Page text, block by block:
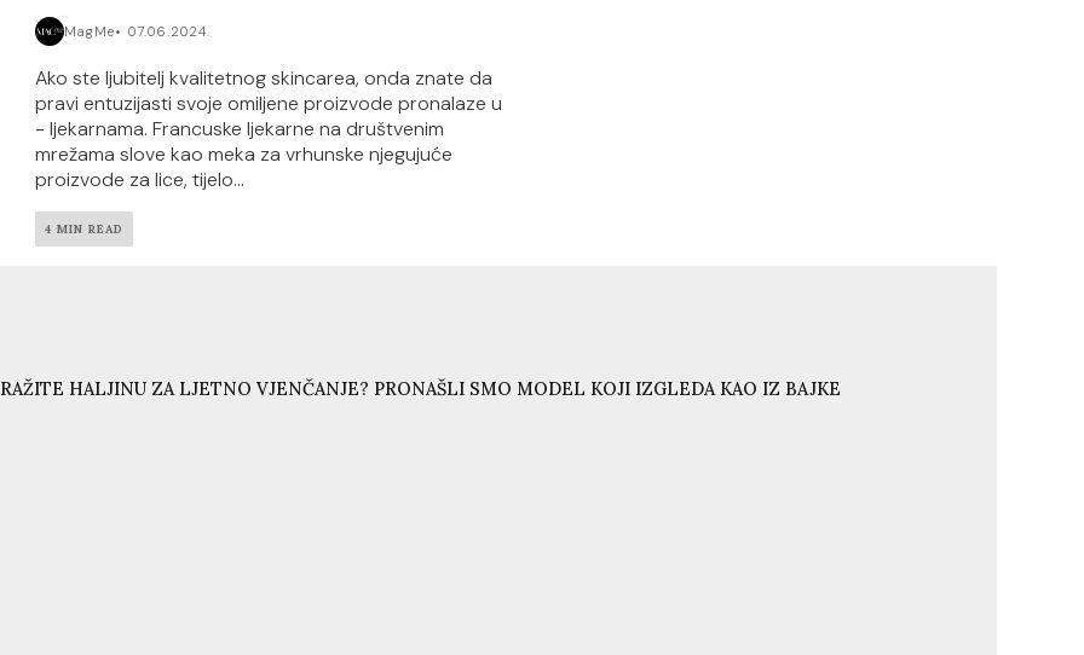
MagMe 07.06.2024.
Ako ste ljubitelj kvalitetnog skincarea, onda znate da
pravi entuzijasti svoje omiljene proizvode pronalaze u
- ljekarnama. Francuske ljekarne na društvenim
mrežama slove kao meka za vrhunske njegujuće
proizvode za lice, tijelo...
4 MIN READ
HALJINU ZA LJETNO VJENČANJE? PRONAŠLI SMO MODEL KOJI IZGLEDA KAO IZ BAJKE